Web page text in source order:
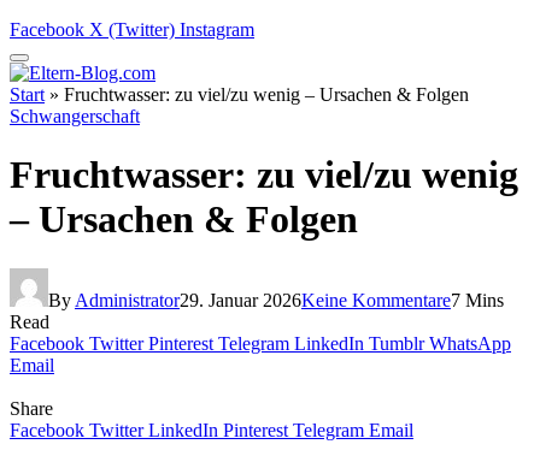
Facebook X (Twitter) Instagram
Start » Fruchtwasser: zu viel/zu wenig – Ursachen & Folgen
Schwangerschaft
Fruchtwasser: zu viel/zu wenig
– Ursachen & Folgen
By Administrator29. Januar 2026Keine Kommentare7 Mins
Read
Facebook Twitter Pinterest Telegram LinkedIn Tumblr WhatsApp
Email
Share
Facebook Twitter LinkedIn Pinterest Telegram Email